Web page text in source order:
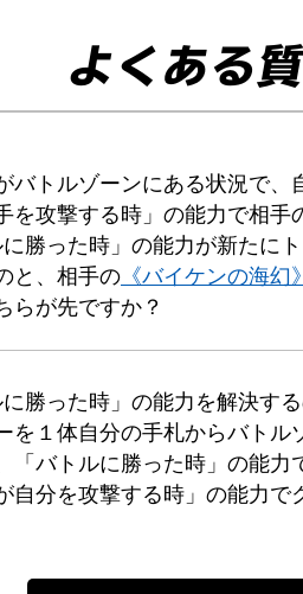
よくある
バトルゾーンにある状況で、
を攻撃する時」の能力で相
勝った時」の能力が新たに
と、相手の 《バイケンの海幻》
らが先ですか？
勝った時」の能力を解決する
を１体自分の手札からバトル
「バトルに勝った時」の能力
自分を攻撃する時」の能力で